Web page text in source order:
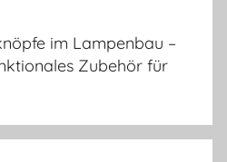
im Lampenbau –
Zubehör für